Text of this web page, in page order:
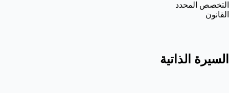
التخصص المحدد
القانون
السيرة الذاتية